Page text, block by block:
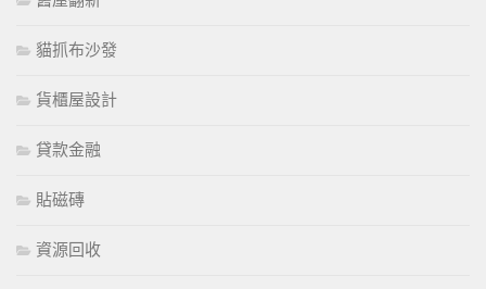
貓抓布沙發
貨櫃屋設計
貸款金融
貼磁磚
資源回收